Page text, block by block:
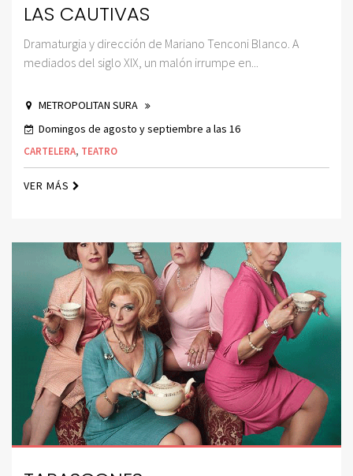
LAS CAUTIVAS
Dramaturgia y dirección de Mariano Tenconi Blanco. A
mediados del siglo XIX, un malón irrumpe en...
METROPOLITAN SURA
Domingos de agosto y septiembre a las 16
CARTELERA, TEATRO
VER MÁS